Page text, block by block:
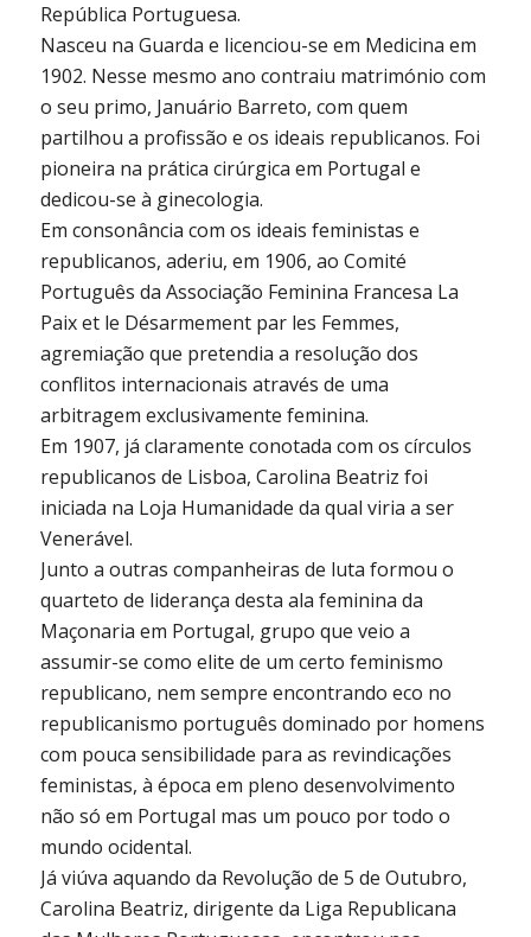
República Portuguesa.
Nasceu na Guarda e licenciou-se em Medicina em
1902. Nesse mesmo ano contraiu matrimónio com
o seu primo, Januário Barreto, com quem
partilhou a profissão e os ideais republicanos. Foi
pioneira na prática cirúrgica em Portugal e
dedicou-se à ginecologia.
Em consonância com os ideais feministas e
republicanos, aderiu, em 1906, ao Comité
Português da Associação Feminina Francesa La
Paix et le Désarmement par les Femmes,
agremiação que pretendia a resolução dos
conflitos internacionais através de uma
arbitragem exclusivamente feminina.
Em 1907, já claramente conotada com os círculos
republicanos de Lisboa, Carolina Beatriz foi
iniciada na Loja Humanidade da qual viria a ser
Venerável.
Junto a outras companheiras de luta formou o
quarteto de liderança desta ala feminina da
Maçonaria em Portugal, grupo que veio a
assumir-se como elite de um certo feminismo
republicano, nem sempre encontrando eco no
republicanismo português dominado por homens
com pouca sensibilidade para as revindicações
feministas, à época em pleno desenvolvimento
não só em Portugal mas um pouco por todo o
mundo ocidental.
Já viúva aquando da Revolução de 5 de Outubro,
Carolina Beatriz, dirigente da Liga Republicana